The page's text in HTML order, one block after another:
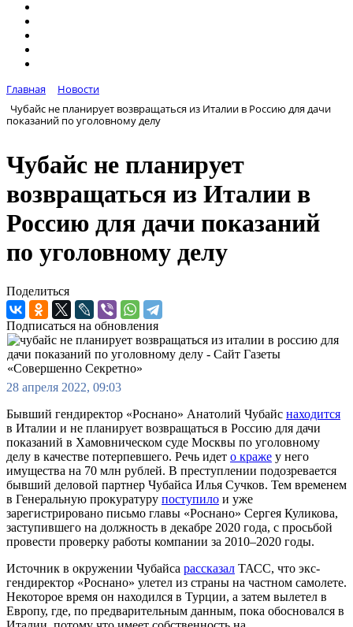
Главная
Новости
Чубайс не планирует возвращаться из Италии в Россию для дачи
показаний по уголовному делу
Чубайс не планирует
возвращаться из Италии в
Россию для дачи показаний
по уголовному делу
Поделиться
Подписаться на обновления
28 апреля 2022, 09:03
Бывший гендиректор «Роснано» Анатолий Чубайс находится
в Италии и не планирует возвращаться в Россию для дачи
показаний в Хамовническом суде Москвы по уголовному
делу в качестве потерпевшего. Речь идет о краже у него
имущества на 70 млн рублей. В преступлении подозревается
бывший деловой партнер Чубайса Илья Сучков. Тем временем
в Генеральную прокуратуру поступило и уже
зарегистрировано письмо главы «Роснано» Сергея Куликова,
заступившего на должность в декабре 2020 года, с просьбой
провести проверку работы компании за 2010–2020 годы.
Источник в окружении Чубайса рассказал ТАСС, что экс-
гендиректор «Роснано» улетел из страны на частном самолете.
Некоторое время он находился в Турции, а затем вылетел в
Европу, где, по предварительным данным, пока обосновался в